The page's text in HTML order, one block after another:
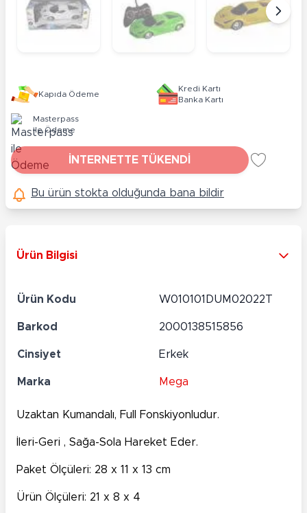
Kapıda Ödeme
Kredi Kartı
Banka Kartı
Masterpass
ile Ödeme
İNTERNETTE TÜKENDİ
Bu ürün stokta olduğunda bana bildir
Ürün Bilgisi
Ürün Kodu W010101DUM02022T
Barkod 2000138515856
Cinsiyet Erkek
Marka Mega
Uzaktan Kumandalı, Full Fonskiyonludur.
İleri-Geri , Sağa-Sola Hareket Eder.
Paket Ölçüleri: 28 x 11 x 13 cm
Ürün Ölçüleri: 21 x 8 x 4